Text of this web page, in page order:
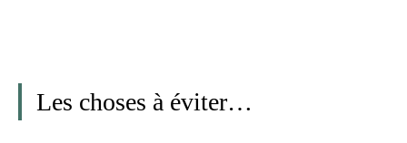
Les choses à éviter…